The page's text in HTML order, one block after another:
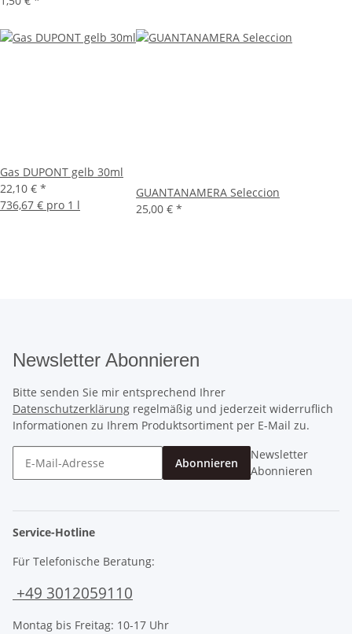
Gas DUPONT gelb 30ml
22,10 € *
736,67 € pro 1 l
GUANTANAMERA Seleccion
25,00 € *
Newsletter Abonnieren
Bitte senden Sie mir entsprechend Ihrer
Datenschutzerklärung regelmäßig und jederzeit widerruflich
Informationen zu Ihrem Produktsortiment per E-Mail zu.
Abonnieren
Newsletter
Abonnieren
Service-Hotline
Für Telefonische Beratung:
+49 3012059110
Montag bis Freitag: 10-17 Uhr